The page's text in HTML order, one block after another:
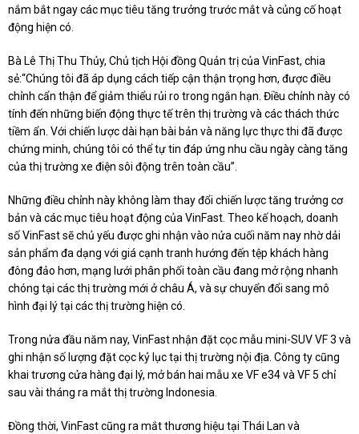
nắm bắt ngay các mục tiêu tăng trưởng trước mắt và củng cố hoạt
động hiện có.
Bà Lê Thị Thu Thủy, Chủ tịch Hội đồng Quản trị của VinFast, chia
sẻ:“Chúng tôi đã áp dụng cách tiếp cận thận trọng hơn, được điều
chỉnh cẩn thận để giảm thiểu rủi ro trong ngắn hạn. Điều chỉnh này có
tính đến những biến động thực tế trên thị trường và các thách thức
tiềm ẩn. Với chiến lược dài hạn bài bản và năng lực thực thi đã được
chứng minh, chúng tôi có thể tự tin đáp ứng nhu cầu ngày càng tăng
của thị trường xe điện sôi động trên toàn cầu”.
Những điều chỉnh này không làm thay đổi chiến lược tăng trưởng cơ
bản và các mục tiêu hoạt động của VinFast. Theo kế hoạch, doanh
số VinFast sẽ chủ yếu được ghi nhận vào nửa cuối năm nay nhờ dải
sản phẩm đa dạng với giá cạnh tranh hướng đến tệp khách hàng
đông đảo hơn, mạng lưới phân phối toàn cầu đang mở rộng nhanh
chóng tại các thị trường mới ở châu Á, và sự chuyển đổi sang mô
hình đại lý tại các thị trường hiện có.
Trong nửa đầu năm nay, VinFast nhận đặt cọc mẫu mini-SUV VF 3 và
ghi nhận số lượng đặt cọc kỷ lục tại thị trường nội địa. Công ty cũng
khai trương cửa hàng đại lý, mở bán hai mẫu xe VF e34 và VF 5 chỉ
sau vài tháng ra mắt thị trường Indonesia.
Đồng thời, VinFast cũng ra mắt thương hiệu tại Thái Lan và